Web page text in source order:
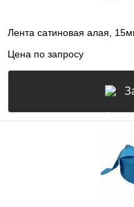
Лента сатиновая алая,
Цена по запросу